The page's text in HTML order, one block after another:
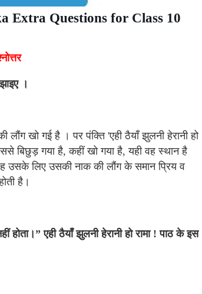
Extra Questions for Class 10
।
लौंग खो गई है । पर पंक्ति 'एही ठैयाँ झुलनी हेरानी हो
बिछुड़ गया है, कहीं खो गया है, यही वह स्थान है
उसके लिए उसकी नाक की लौंग के समान प्रिय व
है।
एही ठैयाँ झुलनी हेरानी हो रामा ! पाठ के इस